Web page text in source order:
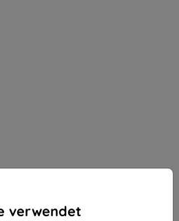
verwendet